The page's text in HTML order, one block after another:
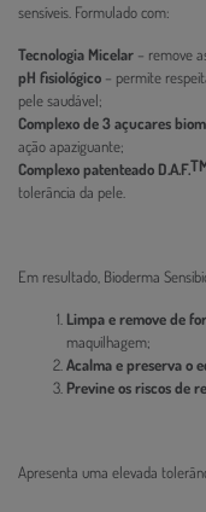
sensíveis. Formulado com:
Tecnologia Micelar – remove
pH fisiológico – permite
pele saudável;
Complexo de 3 açucares
ação apaziguante;
Complexo patenteado D.A.F.
tolerância da pele.
Em resultado, Bioderma
Limpa e remove de
maquilhagem;
Acalma e preserva o
Previne os riscos de
Apresenta uma elevada